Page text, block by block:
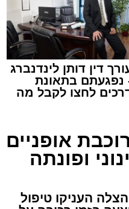
הקשה והמצערת
מזכה הרבים ואיש
ז"ל, אחיו של הגאון
– תושב העיר ומגיד
הקדוש, מוסר רשת
דין דותן לינדנברג
נפגעתם בתאונת
לחצו לקבל מה
אופניים
ופונתה
העניקו טיפול